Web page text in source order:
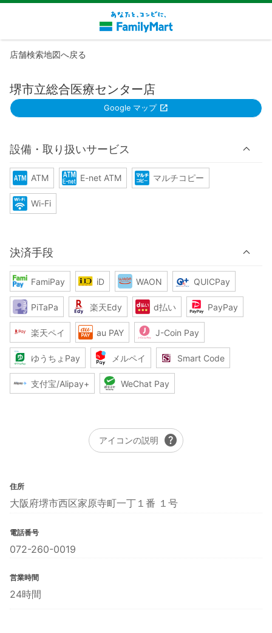
店舗検索地図へ戻る
堺市立総合医療センター店
Google マップ
設備・取り扱いサービス
ATM E-net ATM マルチコピー
Wi-Fi
決済手段
FamiPay iD WAON QUICPay
PiTaPa 楽天Edy d払い PayPay
楽天ペイ au PAY J-Coin Pay
ゆうちょPay メルペイ Smart Code
支付宝/Alipay+ WeChat Pay
アイコンの説明 help
住所
大阪府堺市西区家原寺町一丁１番 １号
電話番号
072-260-0019
営業時間
24時間